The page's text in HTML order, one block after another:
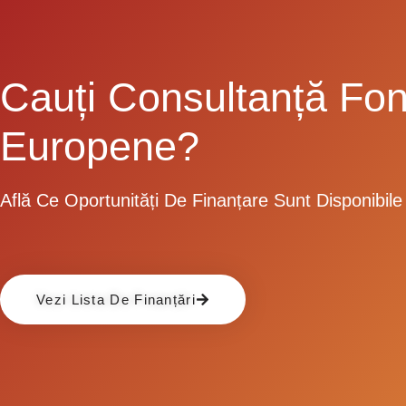
Cauți Consultanță
Europene?
Află Ce Oportunități De Finanțare Sunt Disponibile
Vezi Lista De Finanțări